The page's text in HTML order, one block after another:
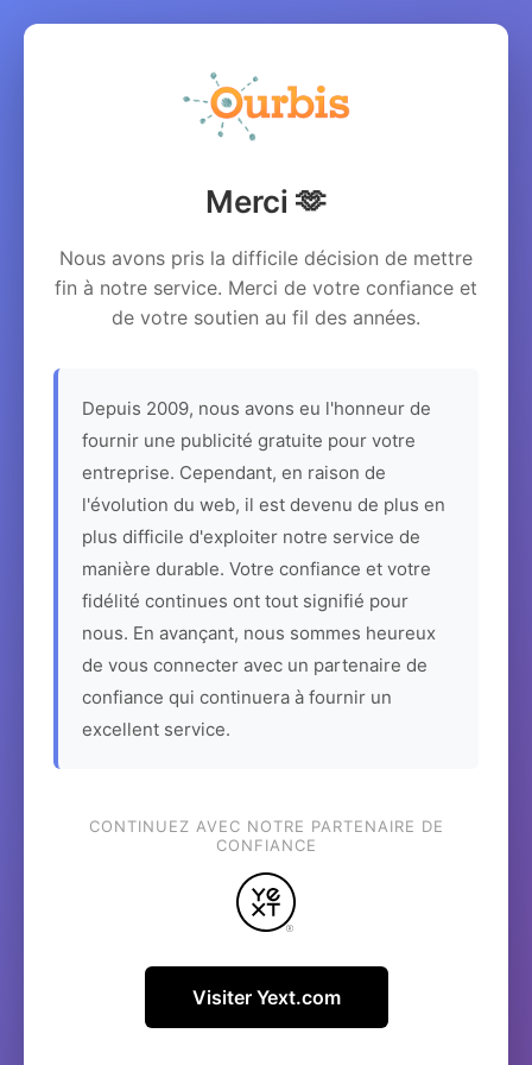
Merci 🫶
Nous avons pris la difficile décision de mettre
fin à notre service. Merci de votre confiance et
de votre soutien au fil des années.
Depuis 2009, nous avons eu l'honneur de
fournir une publicité gratuite pour votre
entreprise. Cependant, en raison de
l'évolution du web, il est devenu de plus en
plus difficile d'exploiter notre service de
manière durable. Votre confiance et votre
fidélité continues ont tout signifié pour
nous. En avançant, nous sommes heureux
de vous connecter avec un partenaire de
confiance qui continuera à fournir un
excellent service.
CONTINUEZ AVEC NOTRE PARTENAIRE DE
CONFIANCE
Visiter Yext.com